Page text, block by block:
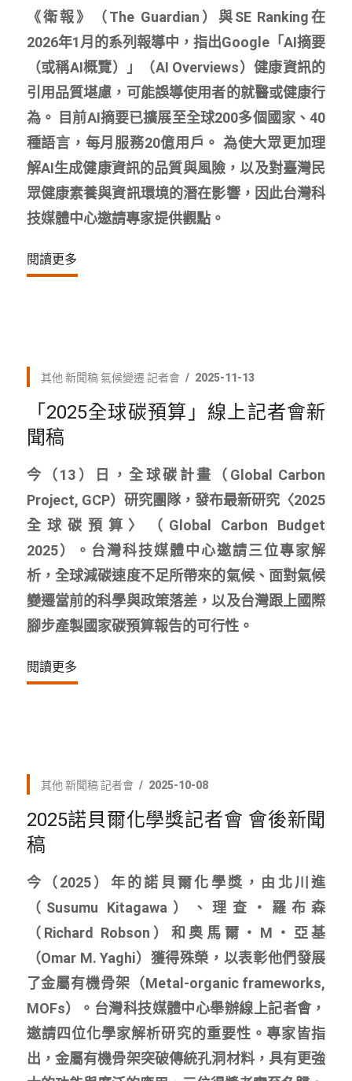
《衛報》（The Guardian）與SE Ranking在
2026年1月的系列報導中，指出Google「AI摘要
（或稱AI概覽）」（AI Overviews）健康資訊的
引用品質堪慮，可能誤導使用者的就醫或健康行
為。 目前AI摘要已擴展至全球200多個國家、40
種語言，每月服務20億用戶。 為使大眾更加理
解AI生成健康資訊的品質與風險，以及對臺灣民
眾健康素養與資訊環境的潛在影響，因此台灣科
技媒體中心邀請專家提供觀點。
閱讀更多
其他 新聞稿 氣候變遷 記者會 2025-11-13
「2025全球碳預算」線上記者會新
聞稿
今（13）日，全球碳計畫（Global Carbon
Project, GCP）研究團隊，發布最新研究〈2025
全球碳預算〉（Global Carbon Budget
2025）。台灣科技媒體中心邀請三位專家解
析，全球減碳速度不足所帶來的氣候、面對氣候
變遷當前的科學與政策落差，以及台灣跟上國際
腳步產製國家碳預算報告的可行性。
閱讀更多
其他 新聞稿 記者會 2025-10-08
2025諾貝爾化學獎記者會 會後新聞
稿
今（2025）年的諾貝爾化學獎，由北川進
（Susumu Kitagawa）、理查・羅布森
（Richard Robson）和奧馬爾・M・亞基
（Omar M. Yaghi）獲得殊榮，以表彰他們發展
了金屬有機骨架（Metal-organic frameworks,
MOFs）。台灣科技媒體中心舉辦線上記者會，
邀請四位化學家解析研究的重要性。專家皆指
出，金屬有機骨架突破傳統孔洞材料，具有更強